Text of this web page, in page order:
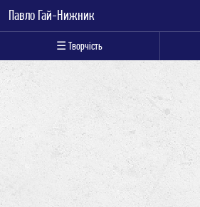
Павло Гай-Нижник
☰ Творчість